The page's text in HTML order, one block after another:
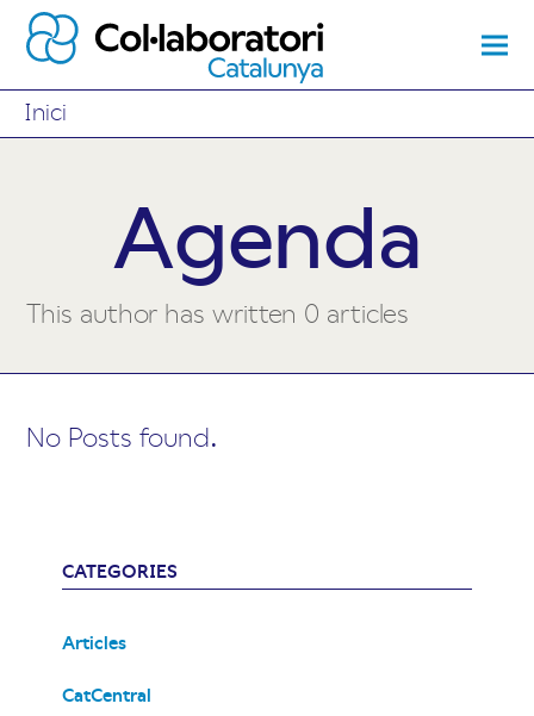
Inici
Agenda
This author has written 0 articles
No Posts found.
CATEGORIES
Articles
CatCentral